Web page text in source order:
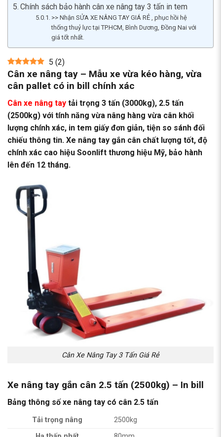
Chính sách bảo hành cân xe nâng tay 3 tấn in tem
>> Nhận SỬA XE NÂNG TAY GIÁ RẺ , phục hồi hệ
thống thuỷ lực tại TP.HCM, Bình Dương, Đồng Nai với
giá tốt nhất.
5 (2)
Cân xe nâng tay – Mẫu xe vừa kéo hàng, vừa
cân pallet có in bill chính xác
Cân xe nâng tay tải trọng 3 tấn (3000kg), 2.5 tấn
(2500kg) với tính năng vừa nâng hàng vừa cân khối
lượng chính xác, in tem giấy đơn giản, tiện so sánh đối
chiếu thông tin. Xe nâng tay gắn cân chất lượng tốt, độ
chính xác cao hiệu Soonlift thương hiệu Mỹ, bảo hành
lên đến 12 tháng.
Cân Xe Nâng Tay 3 Tấn Giá Rẻ
Xe nâng tay gắn cân 2.5 tấn (2500kg) – In bill
Bảng thông số xe nâng tay có cân 2.5 tấn
Tải trọng nâng
2500kg